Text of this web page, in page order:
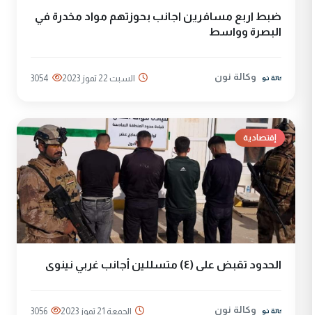
ضبط اربع مسافرين اجانب بحوزتهم مواد مخدرة في
البصرة وواسط
وكالة نون السبت 22 تموز 2023 3054
إقتصادية
الحدود تقبض على (٤) متسللين أجانب غربي نينوى
وكالة نون الجمعة 21 تموز 2023 3056